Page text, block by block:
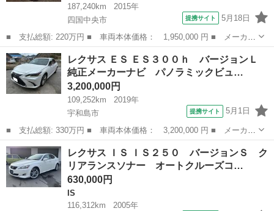
187,240km
2015年
四国中央市
提携サイト 5月18日
■ 支払総額: 220万円 ■ 車両本体価格： 1,950,000 円 ■ メーカー
名： レクサス ■ 車種名： ＬＳ ■ グレード名： ＬＳ４６０
■ 排気量： 4600cc ■ ドア枚数： 4D ■ ミッション： AT...
愛媛 四国中央市
レクサス ＥＳ ＥＳ３００ｈ バージョンＬ
純正メーカーナビ パノラミックビュ…
3,200,000円
109,252km
2019年
宇和島市
提携サイト 5月1日
■ 支払総額: 330万円 ■ 車両本体価格： 3,200,000 円 ■ メーカー
名： レクサス ■ 車種名： ＥＳ ■ グレード名： ＥＳ３００
ｈ バージョンＬ 純正メーカーナビ パノラミックビューモニタ
ー サンルーフ...
愛媛 宇和島市 レクサス
レクサス ＩＳ ＩＳ２５０ バージョンＳ ク
リアランスソナー オートクルーズコ…
630,000円
IS
116,312km
2005年